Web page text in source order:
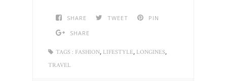
SHARE TWEET
PIN
SHARE
TAGS : FASHION, LIFESTYLE, LONGINES,
TRAVEL